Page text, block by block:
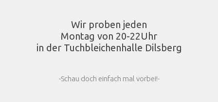
Wir proben jeden
Montag von 20-22Uhr
in der Tuchbleichenhalle Dilsberg
-Schau doch einfach mal vorbei!-